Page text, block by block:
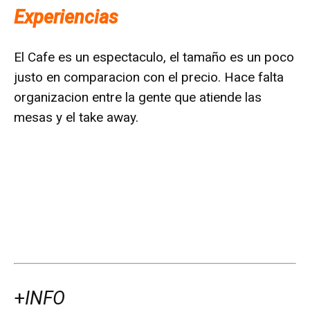
Experiencias
El Cafe es un espectaculo, el tamaño es un poco
justo en comparacion con el precio. Hace falta
organizacion entre la gente que atiende las
mesas y el take away.
+INFO